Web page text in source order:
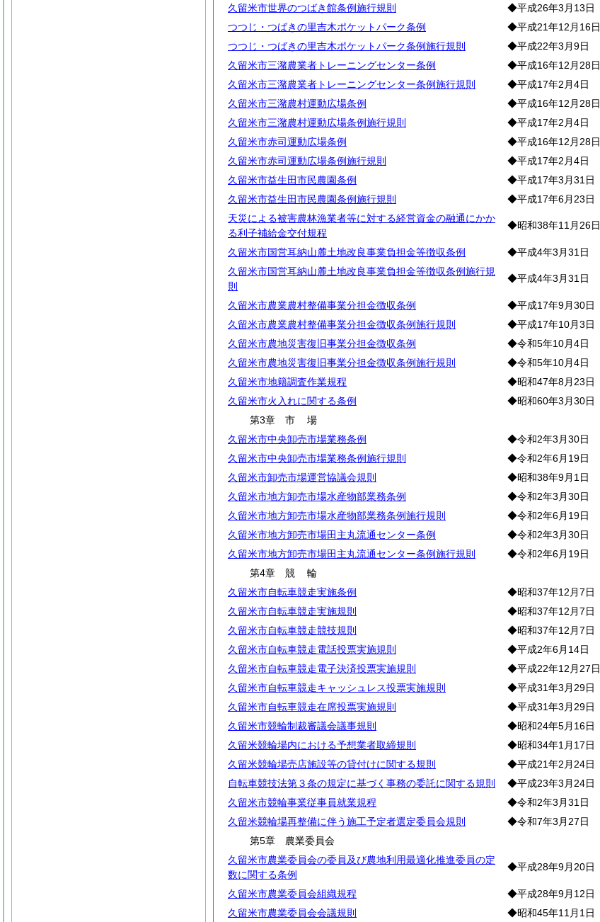
久留米市世界のつばき館条例施行規則
◆平成26年3月13日
つつじ・つばきの里吉木ポケットパーク条例
◆平成21年12月16日
つつじ・つばきの里吉木ポケットパーク条例施行規則
◆平成22年3月9日
久留米市三潴農業者トレーニングセンター条例
◆平成16年12月28日
久留米市三潴農業者トレーニングセンター条例施行規則
◆平成17年2月4日
久留米市三潴農村運動広場条例
◆平成16年12月28日
久留米市三潴農村運動広場条例施行規則
◆平成17年2月4日
久留米市赤司運動広場条例
◆平成16年12月28日
久留米市赤司運動広場条例施行規則
◆平成17年2月4日
久留米市益生田市民農園条例
◆平成17年3月31日
久留米市益生田市民農園条例施行規則
◆平成17年6月23日
天災による被害農林漁業者等に対する経営資金の融通にかか
る利子補給金交付規程
◆昭和38年11月26日
久留米市国営耳納山麓土地改良事業負担金等徴収条例 ◆平成4年3月31日
久留米市国営耳納山麓土地改良事業負担金等徴収条例施行規
則
◆平成4年3月31日
久留米市農業農村整備事業分担金徴収条例 ◆平成17年9月30日
久留米市農業農村整備事業分担金徴収条例施行規則
◆平成17年10月3日
久留米市農地災害復旧事業分担金徴収条例
◆令和5年10月4日
久留米市農地災害復旧事業分担金徴収条例施行規則
◆令和5年10月4日
久留米市地籍調査作業規程
◆昭和47年8月23日
久留米市火入れに関する条例
◆昭和60年3月30日
第3章 市場
久留米市中央卸売市場業務条例
◆令和2年3月30日
久留米市中央卸売市場業務条例施行規則
◆令和2年6月19日
久留米市卸売市場運営協議会規則
◆昭和38年9月1日
久留米市地方卸売市場水産物部業務条例
◆令和2年3月30日
久留米市地方卸売市場水産物部業務条例施行規則
◆令和2年6月19日
久留米市地方卸売市場田主丸流通センター条例
◆令和2年3月30日
久留米市地方卸売市場田主丸流通センター条例施行規則
◆令和2年6月19日
第4章 競輪
久留米市自転車競走実施条例
◆昭和37年12月7日
久留米市自転車競走実施規則
◆昭和37年12月7日
久留米市自転車競走競技規則
◆昭和37年12月7日
久留米市自転車競走電話投票実施規則
◆平成2年6月14日
久留米市自転車競走電子決済投票実施規則
◆平成22年12月27日
久留米市自転車競走キャッシュレス投票実施規則
◆平成31年3月29日
久留米市自転車競走在席投票実施規則
◆平成31年3月29日
久留米市競輪制裁審議会議事規則
◆昭和24年5月16日
久留米競輪場内における予想業者取締規則
◆昭和34年1月17日
久留米競輪場売店施設等の貸付けに関する規則
◆平成21年2月24日
自転車競技法第３条の規定に基づく事務の委託に関する規則
◆平成23年3月24日
久留米市競輪事業従事員就業規程
◆令和2年3月31日
久留米競輪場再整備に伴う施工予定者選定委員会規則
◆令和7年3月27日
第5章 農業委員会
久留米市農業委員会の委員及び農地利用最適化推進委員の定
数に関する条例
◆平成28年9月20日
久留米市農業委員会組織規程 ◆平成28年9月12日
久留米市農業委員会会議規則
◆昭和45年11月1日